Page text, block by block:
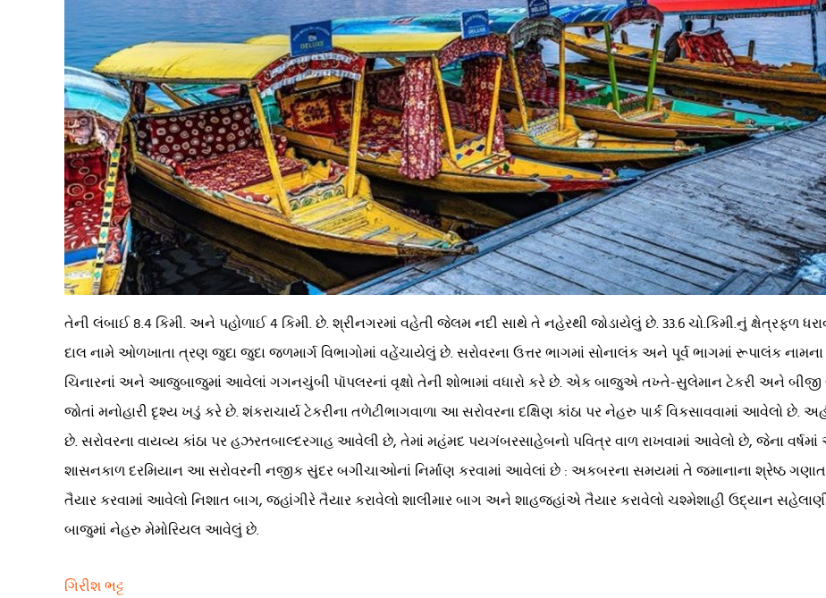
તેની લંબાઈ 8.4 કિમી. અને પહોળાઈ 4 કિમી. છે. શ્રીનગરમાં વહેતી જેલમ નદી સાથે તે નહેરથી જોડાયેલું છે. 33.6 ચો.કિમી.નું ક્ષેત્રફળ
દાલ નામે ઓળખાતા ત્રણ જુદા જુદા જળમાર્ગ વિભાગોમાં વહેંચાયેલું છે. સરોવરના ઉત્તર ભાગમાં સોનાલંક અને પૂર્વ ભાગમાં રૂપાલંક
ચિનારનાં અને આજુબાજુમાં આવેલાં ગગનચુંબી પૉપલરનાં વૃક્ષો તેની શોભામાં વધારો કરે છે. એક બાજુએ તખ્તે-સુલેમાન ટેકરી અને બીજી
જોતાં મનોહારી દૃશ્ય ખડું કરે છે. શંકરાચાર્ય ટેકરીના તળેટીભાગવાળા આ સરોવરના દક્ષિણ કાંઠા પર નેહરુ પાર્ક વિકસાવવામાં આવેલો છે.
છે. સરોવરના વાયવ્ય કાંઠા પર હઝરતબાલ્દરગાહ આવેલી છે, તેમાં મહંમદ પયગંબરસાહેબનો પવિત્ર વાળ રાખવામાં આવેલો છે, જેના વર્ષમાં
શાસનકાળ દરમિયાન આ સરોવરની નજીક સુંદર બગીચાઓનાં નિર્માણ કરવામાં આવેલાં છે : અકબરના સમયમાં તે જમાનાના શ્રેષ્ઠ
તૈયાર કરવામાં આવેલો નિશાત બાગ, જહાંગીરે તૈયાર કરાવેલો શાલીમાર બાગ અને શાહજહાંએ તૈયાર કરાવેલો ચશ્મેશાહી ઉદ્યાન
બાજુમાં નેહરુ મેમોરિયલ આવેલું છે.
ગિરીશ ભટ્ટ